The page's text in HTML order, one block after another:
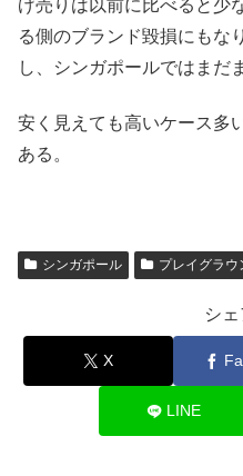
げ売りは以前に比べると少
る側のブランド毀損にもな
し、シンガポールではまだ
安く見えても高いケース多
ある。
シンガポール プレイグラウ
シ
X
LINE